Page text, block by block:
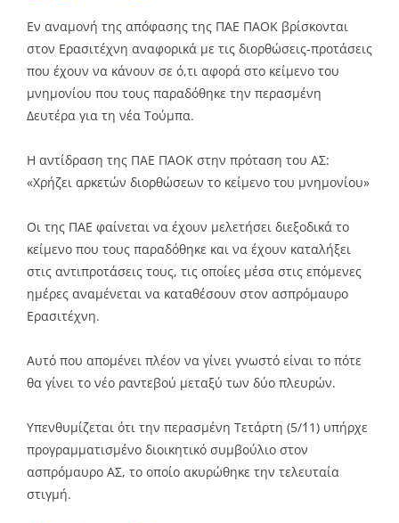
Εν αναμονή της απόφασης της ΠΑΕ ΠΑΟΚ βρίσκονται
στον Ερασιτέχνη αναφορικά με τις διορθώσεις-προτάσεις
που έχουν να κάνουν σε ό,τι αφορά στο κείμενο του
μνημονίου που τους παραδόθηκε την περασμένη
Δευτέρα για τη νέα Τούμπα.
Η αντίδραση της ΠΑΕ ΠΑΟΚ στην πρόταση του ΑΣ:
«Χρήζει αρκετών διορθώσεων το κείμενο του μνημονίου»
Οι της ΠΑΕ φαίνεται να έχουν μελετήσει διεξοδικά το
κείμενο που τους παραδόθηκε και να έχουν καταλήξει
στις αντιπροτάσεις τους, τις οποίες μέσα στις επόμενες
ημέρες αναμένεται να καταθέσουν στον ασπρόμαυρο
Ερασιτέχνη.
Αυτό που απομένει πλέον να γίνει γνωστό είναι το πότε
θα γίνει το νέο ραντεβού μεταξύ των δύο πλευρών.
Υπενθυμίζεται ότι την περασμένη Τετάρτη (5/΄11) υπήρχε
προγραμματισμένο διοικητικό συμβούλιο στον
ασπρόμαυρο ΑΣ, το οποίο ακυρώθηκε την τελευταία
στιγμή.